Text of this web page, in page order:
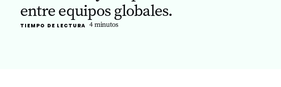
entre equipos globales.
TIEMPO DE LECTURA 4minutos